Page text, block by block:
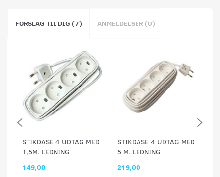
FORSLAG TIL DIG (7) ANMELDELSER (0)
STIKDÅSE 4 UDTAG MED
1,5M. LEDNING
149,00
STIKDÅSE 4 UDTAG MED
5 M. LEDNING
219,00